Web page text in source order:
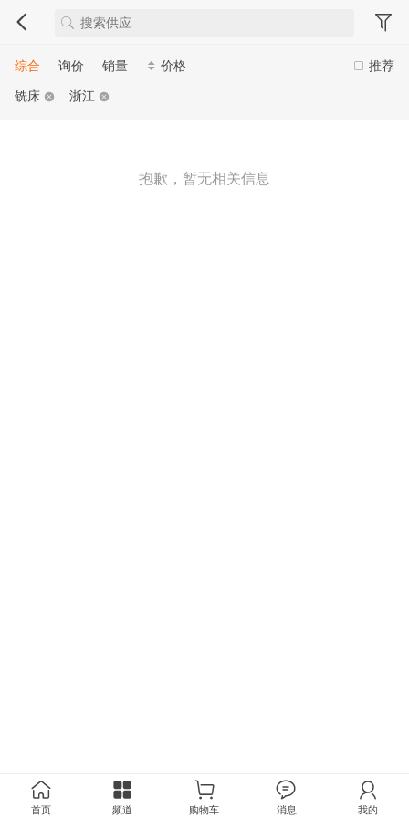
推荐
综合 询价 销量
价格
铣床
浙江
抱歉，暂无相关信息
首页 频道 购物车 消息 我的